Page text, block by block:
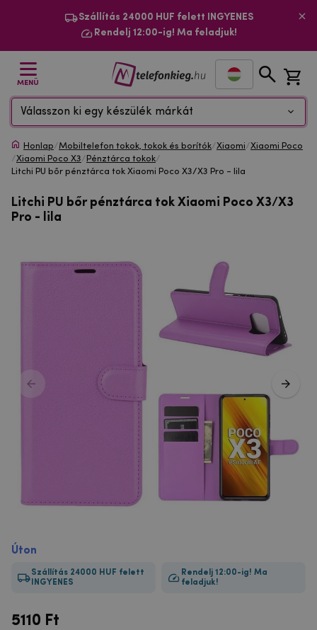
Szállítás 24000 HUF felett INGYENES
Rendelj 12:00-ig! Ma feladjuk!
MENÜ
Válasszon ki egy készülék márkát
Honlap/Mobiltelefon tokok, tokok és borítók/Xiaomi/Xiaomi Poco
/Xiaomi Poco X3/ Pénztárca tokok/
Litchi PU bőr pénztárca tok Xiaomi Poco X3/X3 Pro - lila
Litchi PU bőr pénztárca tok Xiaomi Poco X3/X3
Pro - lila
Úton
Szállítás 24000 HUF felett
INGYENES
Rendelj 12:00-ig! Ma
feladjuk!
5110 Ft